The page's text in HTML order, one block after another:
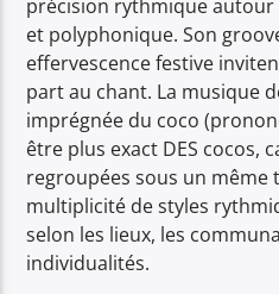
précision rythmique autour
et polyphonique. Son
effervescence festive
part au chant. La musique
imprégnée du coco
être plus exact DES cocos,
regroupées sous un même
multiplicité de styles
selon les lieux, les
individualités.